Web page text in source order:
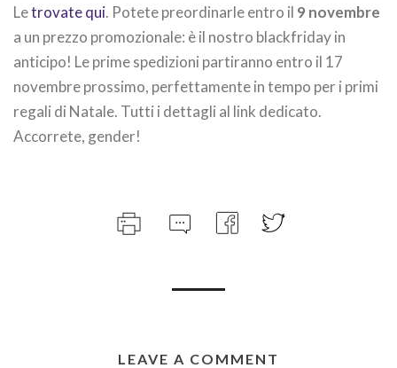
Letrovate qui. Potete preordinarle entro il 9 novembre
a un prezzo promozionale: è il nostro blackfriday in
anticipo! Le prime spedizioni partiranno entro il 17
novembre prossimo, perfettamente in tempo per i primi
regali di Natale. Tutti i dettagli al link dedicato.
Accorrete, gender!
LEAVE A COMMENT